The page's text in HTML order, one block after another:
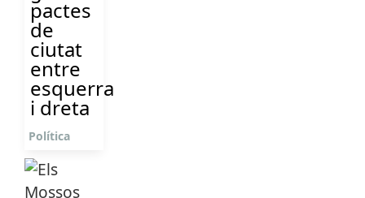
pactes
de
ciutat
entre
esquerra
i dreta
Política